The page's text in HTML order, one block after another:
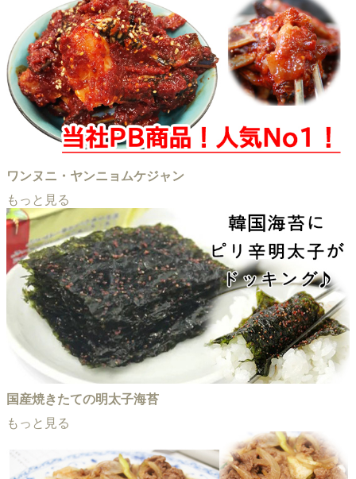
ワンヌニ・ヤンニョムケジャン
もっと見る
国産焼きたての明太子海苔
もっと見る